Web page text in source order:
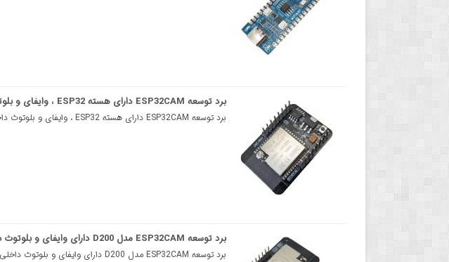
برد توسعه ESP32CAM دارای هسته ESP32 ، وایفای و بلوتوث داخلی
برد توسعه ESP32CAM دارای هسته ESP32 ، وایفای و بلوتوث داخلی ساخت Ai-Thinker ماژول دوربین ESP32 CA..
برد توسعه ESP32CAM مدل D200 دارای وایفای و بلوتوث داخلی
برد توسعه ESP32CAM مدل D200 دارای وایفای و بلوتوث داخلیAiPi-Cam-D200 یک برد اصلی دوربین می باشد که ت..